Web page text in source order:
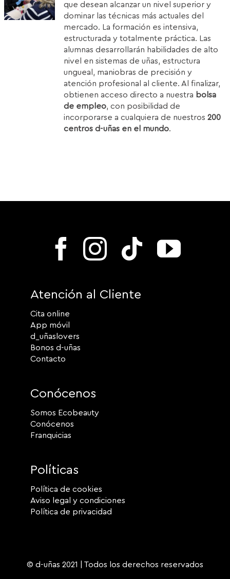
1.850,00€.1.399,00€.
que desean alcanzar un nivel superior y
dominar las técnicas más actuales del
mercado. La formación es intensiva,
estructurada y totalmente práctica. Las
alumnas desarrollarán habilidades de alto
nivel en sistemas de uñas, estructura
ungueal, maniobras de precisión y
atención profesional al cliente. Al finalizar,
obtienen acceso directo a nuestra bolsa
de empleo, con posibilidad de
incorporarse a cualquiera de nuestros200
centros d-uñas en el mundo.
Atención al Cliente
Cita online
App móvil
d_uñaslovers
Bonos d-uñas
Contacto
Conócenos
Somos Ecobeauty
Conócenos
Franquicias
Políticas
Política de cookies
Aviso legal y condiciones
Política de privacidad
© d-uñas 2021 | Todos los derechos reservados